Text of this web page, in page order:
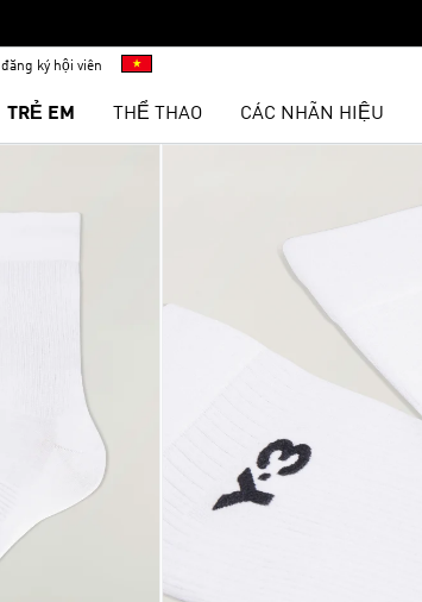
đăng ký hội viên
TRẺ EM THỂ THAO CÁC NHÃN HIỆU